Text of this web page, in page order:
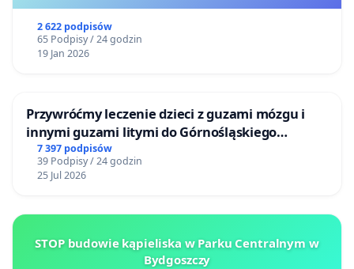
2 622 podpisów
65 Podpisy / 24 godzin
19 Jan 2026
Przywróćmy leczenie dzieci z guzami mózgu i
innymi guzami litymi do Górnośląskiego
Centrum Zdrowia Dziecka w Katowicach
7 397 podpisów
39 Podpisy / 24 godzin
25 Jul 2026
STOP budowie kąpieliska w Parku Centralnym w
Bydgoszczy